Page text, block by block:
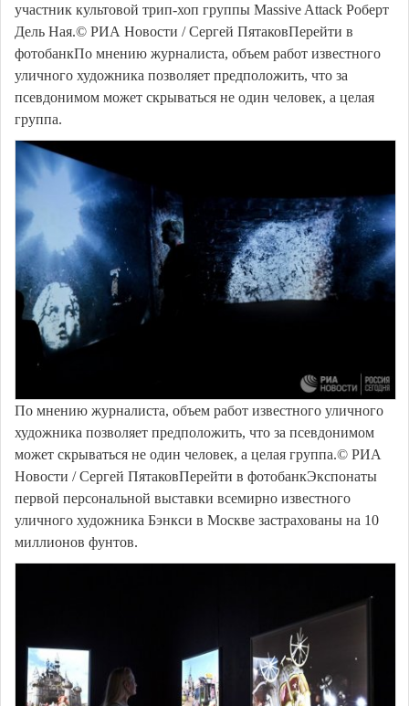
участник культовой трип-хоп группы Massive Attack Роберт
Дель Ная.© РИА Новости / Сергей ПятаковПерейти в
фотобанкПо мнению журналиста, объем работ известного
уличного художника позволяет предположить, что за
псевдонимом может скрываться не один человек, а целая
группа.
По мнению журналиста, объем работ известного уличного
художника позволяет предположить, что за псевдонимом
может скрываться не один человек, а целая группа.© РИА
Новости / Сергей ПятаковПерейти в фотобанкЭкспонаты
первой персональной выставки всемирно известного
уличного художника Бэнкси в Москве застрахованы на 10
миллионов фунтов.